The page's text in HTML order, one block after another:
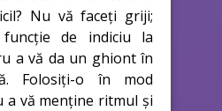
Nu vă faceți griji;
de indiciu la
a vă da un ghiont în
Folosiți-o în mod
a vă menține ritmul și